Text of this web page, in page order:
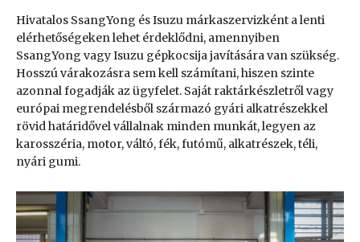
Hivatalos SsangYong és Isuzu márkaszervizként a lenti
elérhetőségeken lehet érdeklődni, amennyiben
SsangYong vagy Isuzu gépkocsija javítására van szükség.
Hosszú várakozásra sem kell számítani, hiszen szinte
azonnal fogadják az ügyfelet. Saját raktárkészletről vagy
európai megrendelésből származó gyári alkatrészekkel
rövid határidővel vállalnak minden munkát, legyen az
karosszéria, motor, váltó, fék, futómű, alkatrészek, téli,
nyári gumi.